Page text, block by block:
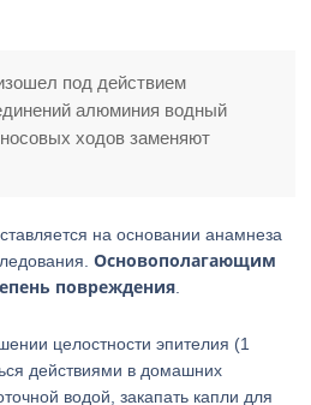
под действием
алюминия водный
ходов заменяют
на основании анамнеза
Основополагающим
повреждения
целостности эпителия (1
действиями в домашних
водой, закапать капли для